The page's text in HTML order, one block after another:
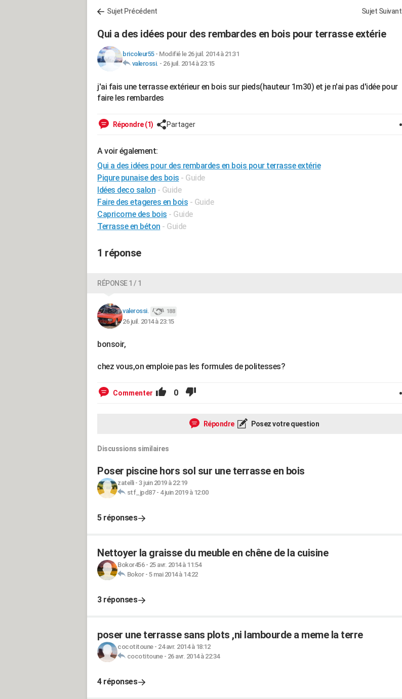
Sujet Précédent Sujet Suivant
Qui a des idées pour des rembardes en bois pour terrasse extérie
bricoleur55- Modifié le 26 juil. 2014 à 21:31
valerossi. - 26 juil. 2014 à 23:15
j'ai fais une terrasse extérieur en bois sur pieds(hauteur 1m30) et je n'ai pas d'idée pour
faire les rembardes
Répondre (1) Partager
A voir également:
Qui a des idées pour des rembardes en bois pour terrasse extérie
Piqure punaise des bois - Guide
Idées deco salon - Guide
Faire des etageres en bois - Guide
Capricorne des bois - Guide
Terrasse en béton - Guide
1 réponse
RÉPONSE 1 / 1
valerossi. 188
26 juil. 2014 à 23:15
bonsoir,
chez vous,on emploie pas les formules de politesses?
Commenter 0
Répondre Posez votre question
Discussions similaires
Poser piscine hors sol sur une terrasse en bois
zatelli- 3 juin 2019 à 22:19
stf_jpd87- 4 juin 2019 à 12:00
5 réponses
Nettoyer la graisse du meuble en chêne de la cuisine
Bokor456- 25 avr. 2014 à 11:54
Bokor- 5 mai 2014 à 14:22
3 réponses
poser une terrasse sans plots ,ni lambourde a meme la terre
cocotitoune- 24 avr. 2014 à 18:12
cocotitoune- 26 avr. 2014 à 22:34
4 réponses